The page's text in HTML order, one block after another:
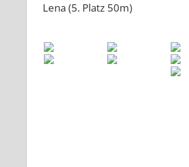
Lena (5. Platz 50m)